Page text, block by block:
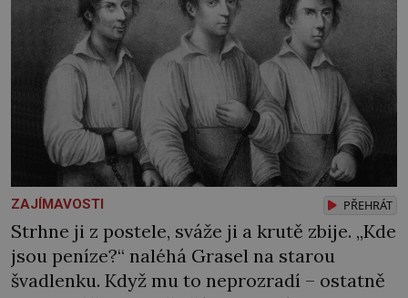
ZAJÍMAVOSTI PŘEHRÁT
Strhne ji z postele, sváže ji a krutě zbije. „Kde
jsou peníze?“ naléhá Grasel na starou
švadlenku. Když mu to neprozradí – ostatně